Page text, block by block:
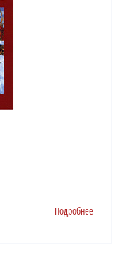
Подробнее